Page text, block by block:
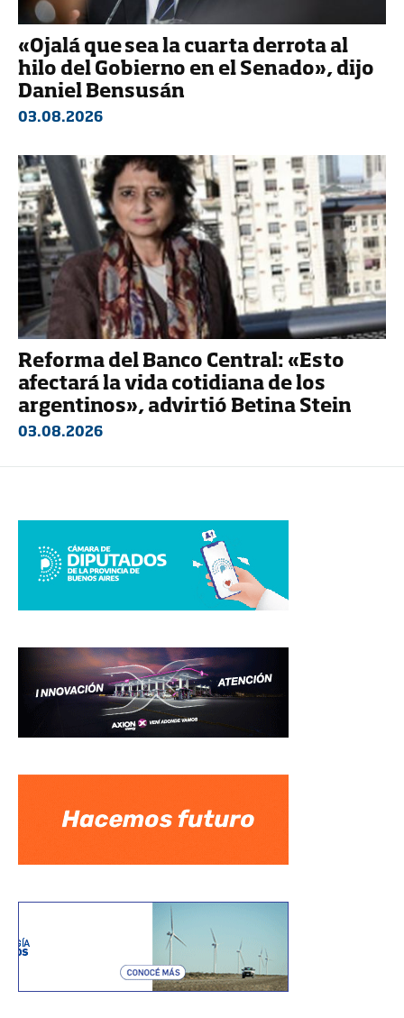
«Ojalá que sea la cuarta derrota al
hilo del Gobierno en el Senado», dijo
Daniel Bensusán
03.08.2026
Reforma del Banco Central: «Esto
afectará la vida cotidiana de los
argentinos», advirtió Betina Stein
03.08.2026